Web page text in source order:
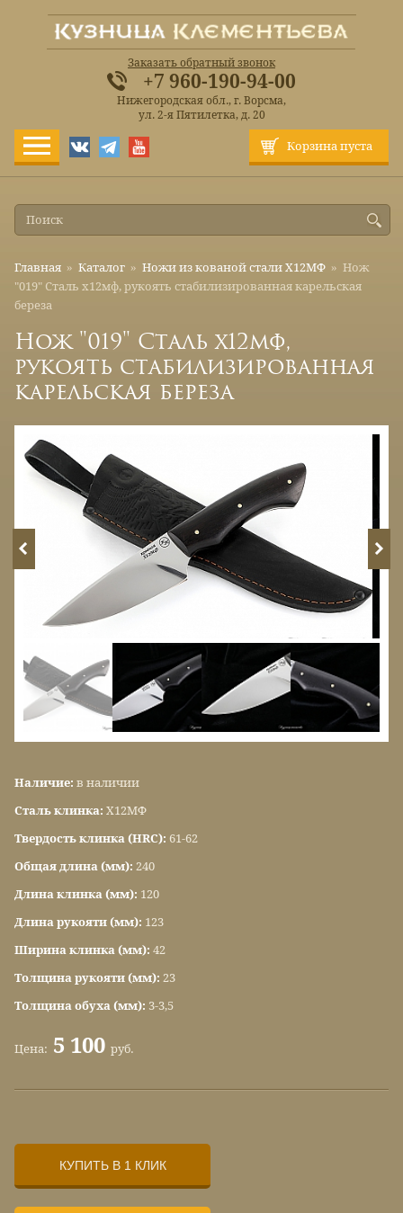
Корзина пуста
Заказать обратный звонок
+7 960-190-94-00
Нижегородская обл., г. Ворсма,
ул. 2-я Пятилетка, д. 20
Главная » Каталог » Ножи из кованой стали Х12МФ » Нож
"019" Сталь х12мф, рукоять стабилизированная карельская
береза
Нож "019" Сталь х12мф,
рукоять стабилизированная
карельская береза
Наличие: в наличии
Сталь клинка: Х12МФ
Твердость клинка (HRC): 61-62
Общая длина (мм): 240
Длина клинка (мм): 120
Длина рукояти (мм): 123
Ширина клинка (мм): 42
Толщина рукояти (мм): 23
Толщина обуха (мм): 3-3,5
Цена: 5 100 руб.
КУПИТЬ В 1 КЛИК